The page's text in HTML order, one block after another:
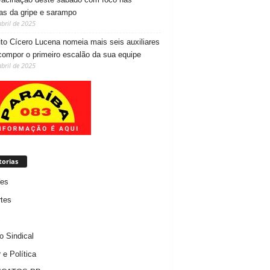
da gripe e sarampo
de 2025
Cícero Lucena nomeia mais seis auxiliares
o primeiro escalão da sua equipe
de 2025
Sindical
e Política